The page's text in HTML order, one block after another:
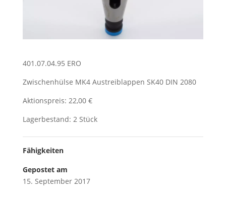
401.07.04.95 ERO
Zwischenhülse MK4 Austreiblappen SK40 DIN 2080
Aktionspreis: 22,00 €
Lagerbestand: 2 Stück
Fähigkeiten
Gepostet am
15. September 2017